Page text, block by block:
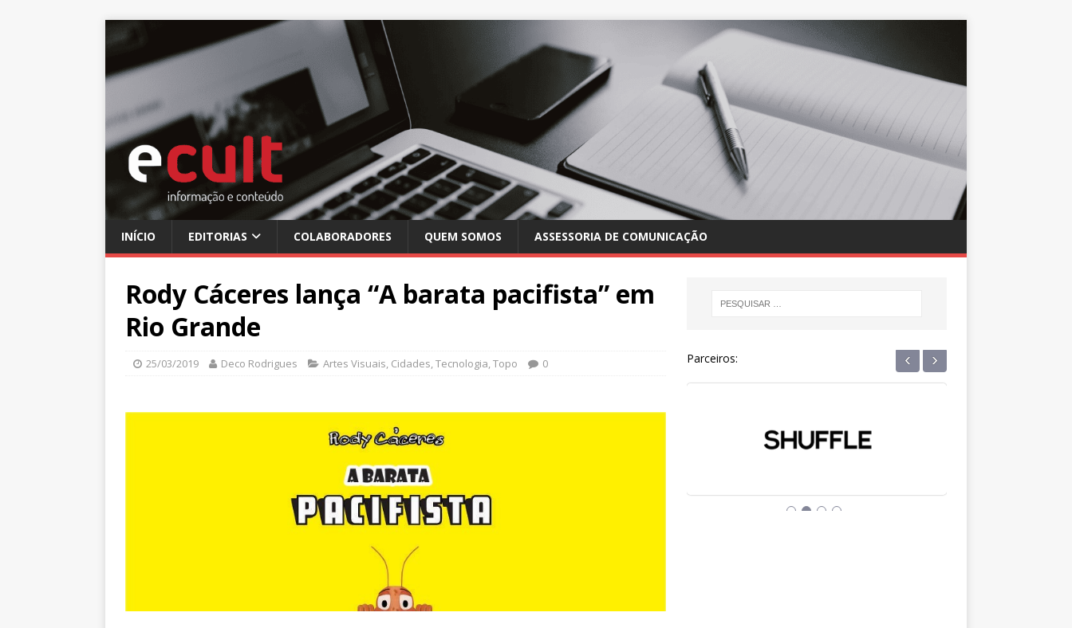
INÍCIO EDITORIAS COLABORADORES QUEM SOMOS ASSESSORIA DE COMUNICAÇÃO
Rody Cáceres lança “A barata pacifista” em
Rio Grande
25/03/2019 Deco Rodrigues Artes Visuais Cidades Tecnologia Topo 0 Parceiros: ‹ ›